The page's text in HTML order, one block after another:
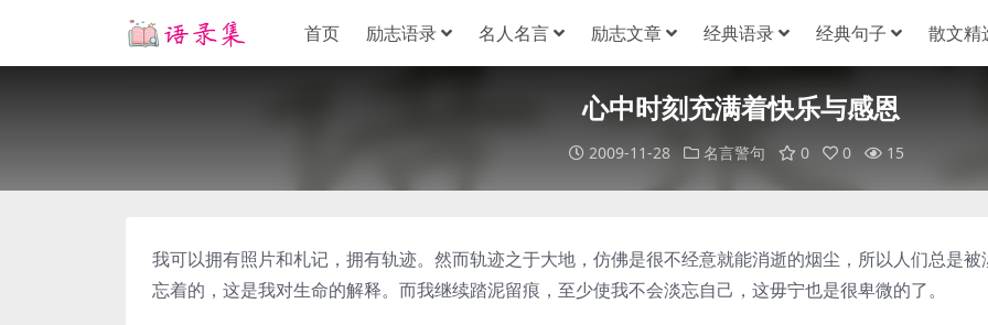
首页 励志语录 名人名言 励志文章 经典语录 经典句子 散文精
心中时刻充满着快乐与感恩
2009-11-28 名言警句 0 0 15
我可以拥有照片和札记，拥有轨迹。然而轨迹之于大地，仿佛是很不经意就能消逝的烟尘，所以人们总是被
忘着的，这是我对生命的解释。而我继续踏泥留痕，至少使我不会淡忘自己，这毋宁也是很卑微的了。